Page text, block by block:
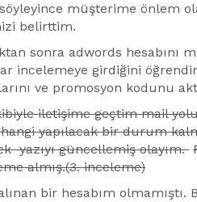
müşterime önlem
belirttim.
sonra adwords hesabını
incelemeye girdiğini
ve promosyon kodunu
iletişime geçtim mail
yapılacak bir durum
yazıyı güncellemiş olayım.
almış.(3. inceleme)
bir hesabım